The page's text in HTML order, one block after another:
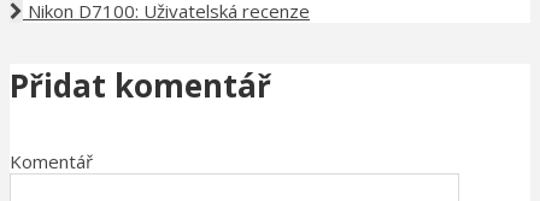
Nikon D7100: Uživatelská recenze
Přidat komentář
Komentář